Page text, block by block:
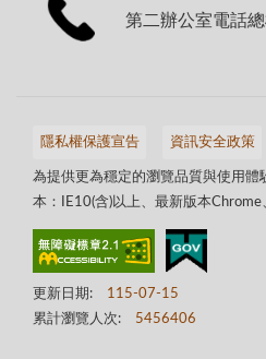
第二辦公室電話
隱私權保護宣告 資訊安全政策
為提供更為穩定的瀏覽品質與使用體
本：IE10(含)以上、最新版本
更新日期:
115-07-15
累計瀏覽人次:
5456406